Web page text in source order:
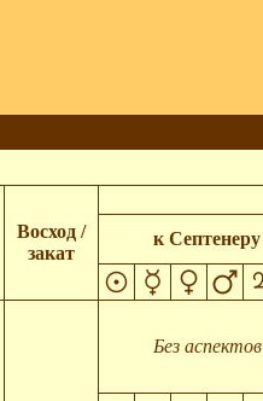
Восход /
закат
к Септенеру
Без аспектов